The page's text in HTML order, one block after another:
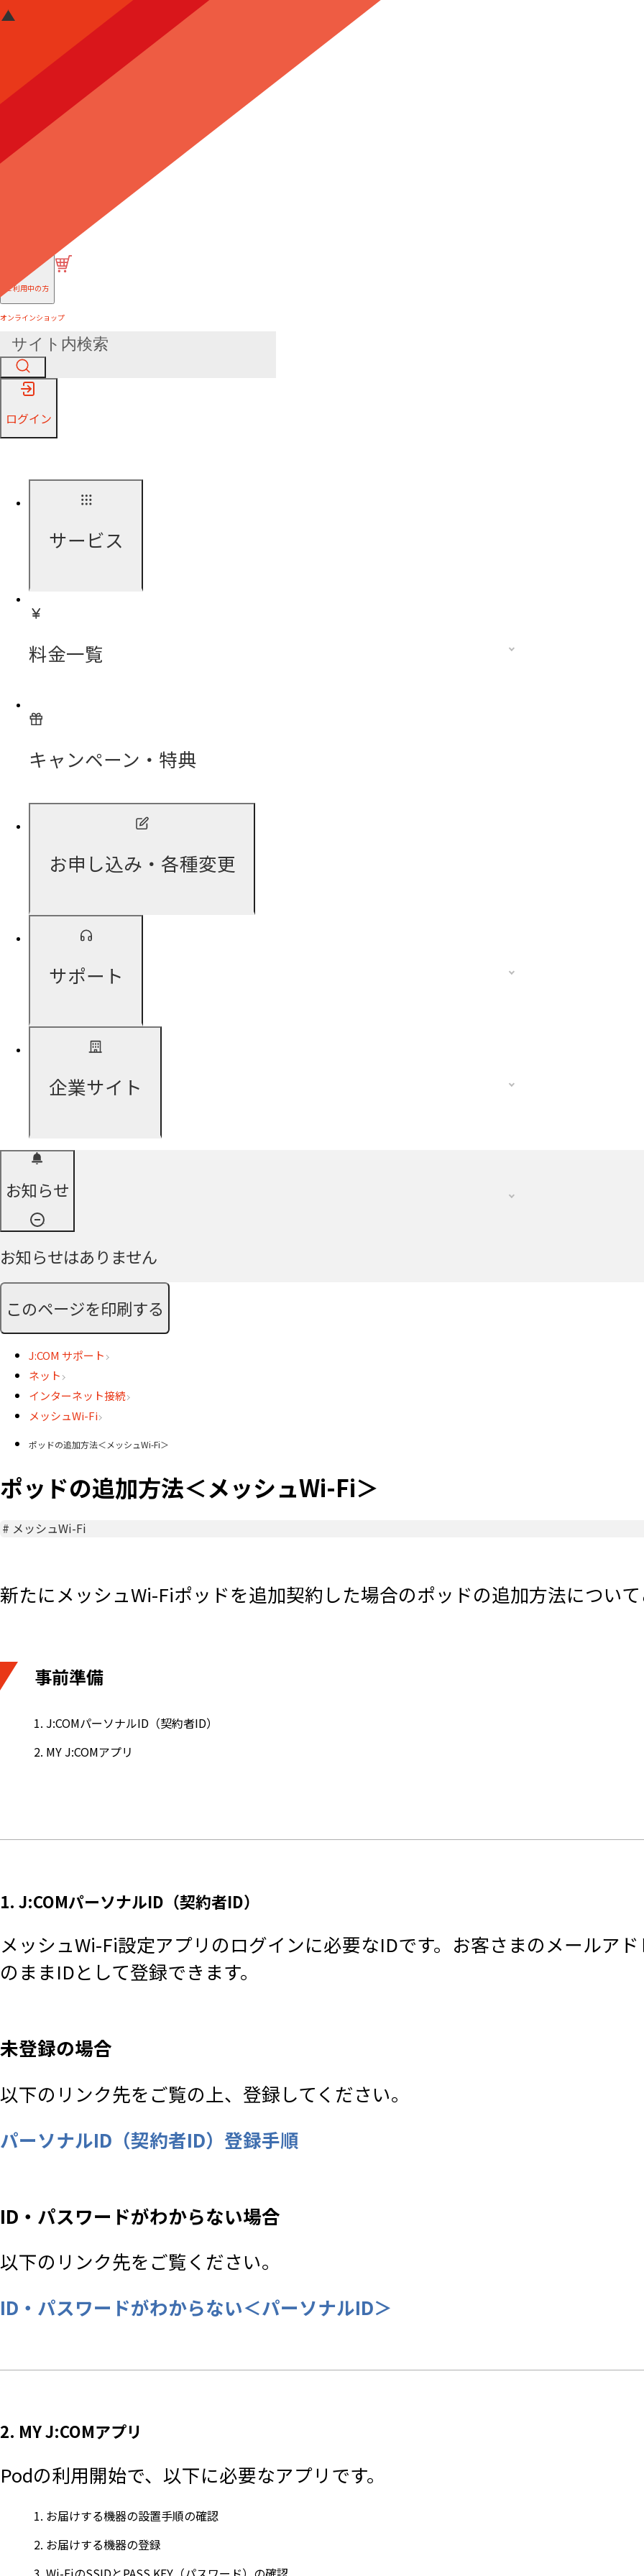
ご利用中の方
オンラインショップ
ログイン
サービス
料金一覧
キャンペーン・特典
お申し込み・各種変更
サポート
企業サイト
お知らせ
お知らせはありません
このページを印刷する
J:COM サポート
ネット
インターネット接続
メッシュWi-Fi
ポッドの追加方法＜メッシュWi-Fi＞
ポッドの追加方法＜メッシュWi-Fi＞
# メッシュWi-Fi
新たにメッシュWi-Fiポッドを追加契約した場合のポッドの追加方法について
事前準備
J:COMパーソナルID（契約者ID）
MY J:COMアプリ
1. J:COMパーソナルID（契約者ID）
メッシュWi-Fi設定アプリのログインに必要なIDです。お客さまのメールア
のままIDとして登録できます。
未登録の場合
以下のリンク先をご覧の上、登録してください。
パーソナルID（契約者ID）登録手順
ID・パスワードがわからない場合
以下のリンク先をご覧ください。
ID・パスワードがわからない＜パーソナルID＞
2. MY J:COMアプリ
Podの利用開始で、以下に必要なアプリです。
お届けする機器の設置手順の確認
お届けする機器の登録